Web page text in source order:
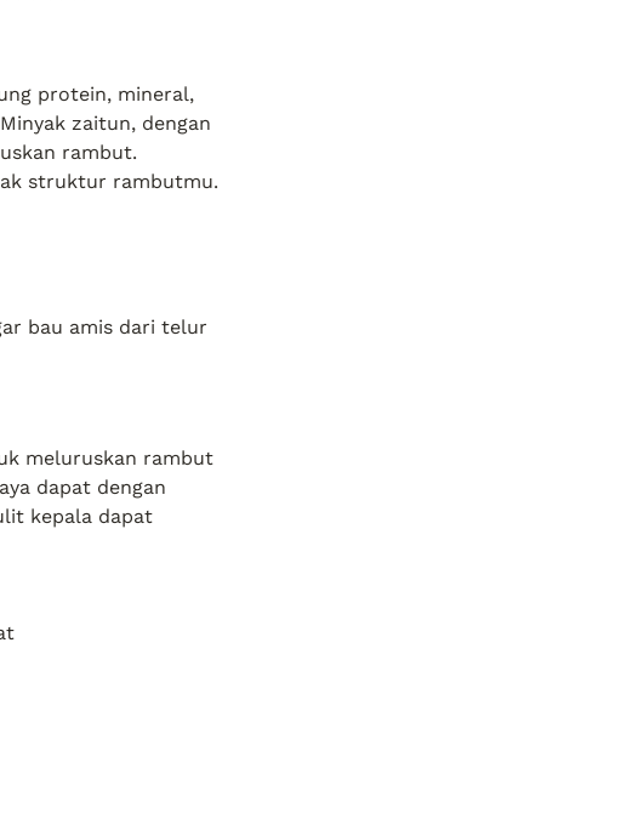
protein, mineral,
zaitun, dengan
rambut.
struktur rambutmu.
bau amis dari telur
meluruskan rambut
dapat dengan
kepala dapat